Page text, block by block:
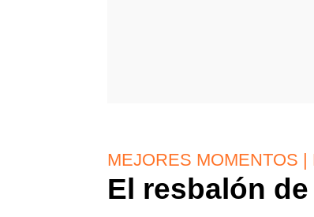
MEJORES MOMENTOS
El resbalón